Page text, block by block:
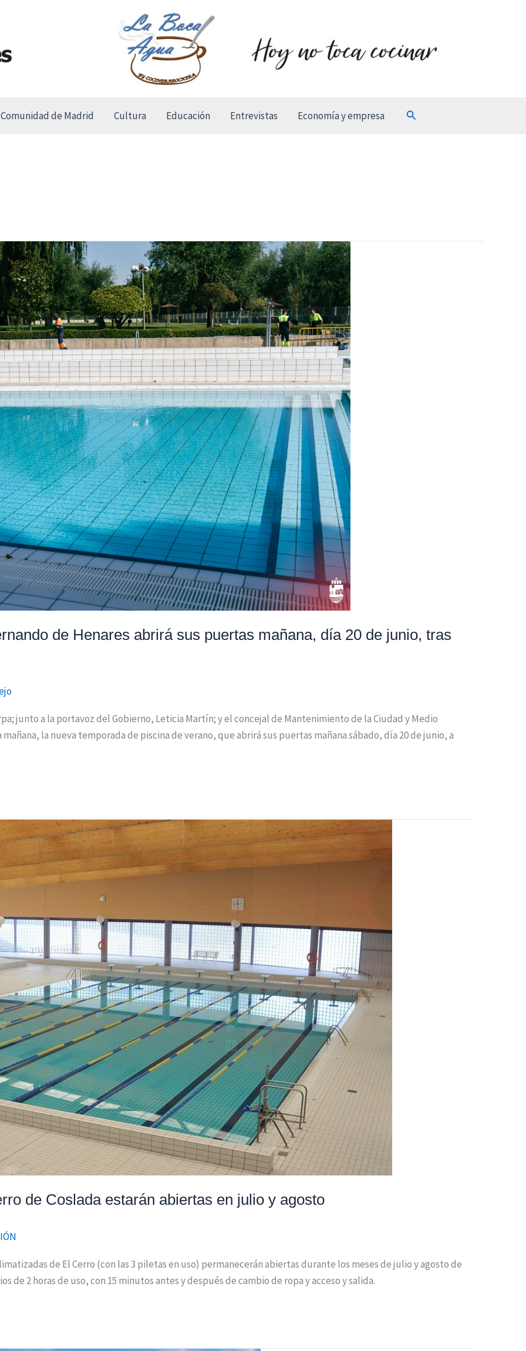
Comunidad de Madrid Cultura Educación Entrevistas Economía y empresa Buscar
de Henares abrirá sus puertas mañana, día 20 de junio, tras
junto a la portavoz del Gobierno, Leticia Martín; y el concejal de Mantenimiento de la Ciudad y Medio
la nueva temporada de piscina de verano, que abrirá sus puertas mañana sábado, día 20 de junio, a
de Coslada estarán abiertas en julio y agosto
de El Cerro (con las 3 piletas en uso) permanecerán abiertas durante los meses de julio y agosto de
de 2 horas de uso, con 15 minutos antes y después de cambio de ropa y acceso y salida.